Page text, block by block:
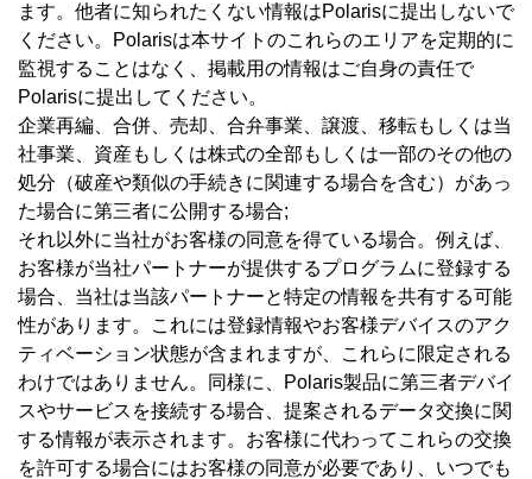
ます。他者に知られたくない情報はPolarisに提出しないで
ください。Polarisは本サイトのこれらのエリアを定期的に
監視することはなく、掲載用の情報はご自身の責任で
Polarisに提出してください。
企業再編、合併、売却、合弁事業、譲渡、移転もしくは当
社事業、資産もしくは株式の全部もしくは一部のその他の
処分（破産や類似の手続きに関連する場合を含む）があっ
た場合に第三者に公開する場合;
それ以外に当社がお客様の同意を得ている場合。例えば、
お客様が当社パートナーが提供するプログラムに登録する
場合、当社は当該パートナーと特定の情報を共有する可能
性があります。これには登録情報やお客様デバイスのアク
ティベーション状態が含まれますが、これらに限定される
わけではありません。同様に、Polaris製品に第三者デバイ
スやサービスを接続する場合、提案されるデータ交換に関
する情報が表示されます。お客様に代わってこれらの交換
を許可する場合にはお客様の同意が必要であり、いつでも